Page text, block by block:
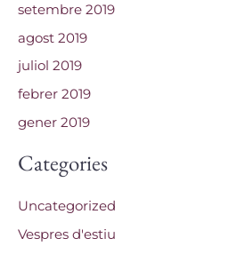
setembre 2019
agost 2019
juliol 2019
febrer 2019
gener 2019
Categories
Uncategorized
Vespres d'estiu